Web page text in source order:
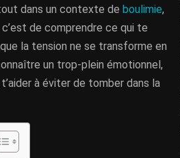
dans un contexte de boulimie,
c’est de comprendre ce qui te
la tension ne se transforme en
un trop-plein émotionnel,
à éviter de tomber dans la